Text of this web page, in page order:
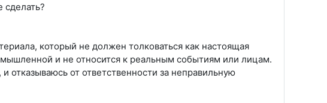
сделать?
который не должен толковаться как настоящая
и не относится к реальным событиям или лицам.
от ответственности за неправильную